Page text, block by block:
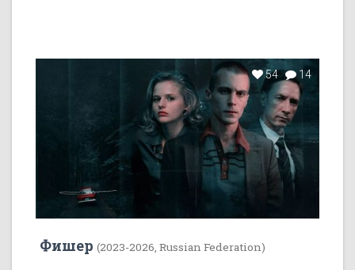
54 14
Фишер (2023-2026, Russian Federation)